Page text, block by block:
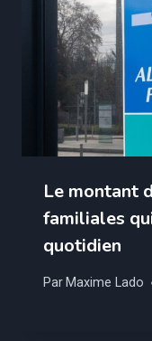
Le montant
familiales
quotidien
Par Maxime Lado